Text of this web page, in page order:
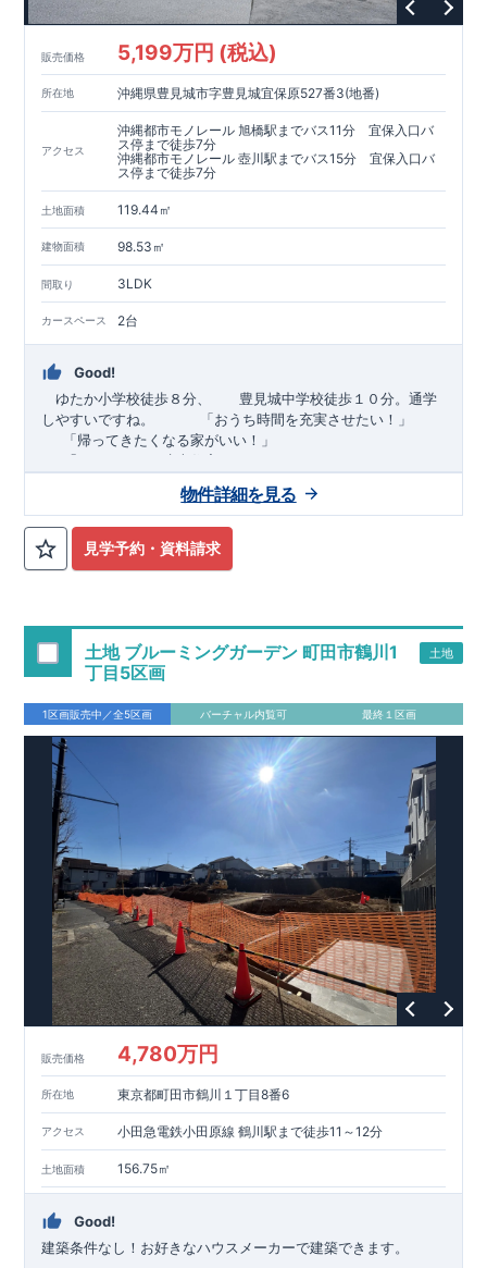
販売価格 5,199万円 (税込)
所在地 沖縄県豊見城市字豊見城宜保原527番3(地番)
アクセス
沖縄都市モノレール 旭橋駅までバス11分 宜保入口バ
ス停まで徒歩7分
沖縄都市モノレール 壺川駅までバス15分 宜保入口バ
ス停まで徒歩7分
土地面積 119.44㎡
建物面積 98.53㎡
間取り 3LDK
カースペース 2台
Good!
ゆたか小学校徒歩８分、 豊見城中学校徒歩１０分。通学
しやすいですね。
「おうち時間を充実させたい！」
「帰ってきたくなる家がいい！」
「おしゃれなら建売住宅もありかも！」
TEL:098-860-2201（火・水曜日定休日、年末年始休み）
■オプションではありません！全棟標準搭載
ム・ガス衣類乾燥機・食洗器・宅配ボックス・玄関電子キー・
成材にヒノキを使用しております！
■長期優良住宅もっと詳しく
「いい家を作って、きちんと手
7つの厳しい技術基準をクリアした物件だけが認定を受けられる
長期優良住宅。
長期優良住宅として認定を受けるためには、国が定めた下記7つ
の技術基準をクリアする必要があります。東栄住宅は全棟でク
リア！①耐震性②劣化対策③維持管理性④住戸面積⑤省エネル
ギー性⑥居住環境⑦維持保全管理
そのほかの魅力として、住宅ローン金利優遇、固定資産税の減
税、中古市場での売却時にも有利です。
住宅性能評価ダブル
取得
「設計」と「建設」のダブルで性
能を評価されています！図面を第三者機関へ提出します。外部
評価委員が建設中に3回、竣工時に1回の現場検査が行われま
す。構造の安定、劣化の軽減、維持管理への配慮、温熱環境・
エネルギー消費量（断熱等性能）の必須4分野、空気環境で、最
高等級取得！ ■ 耐震等級3 もっと詳しく 東栄住宅の建物
は、国が定めた耐震最高等級3を取得。建築基準法に定められ
た、｢数百年に一度発生する地震に対して、倒壊、崩壊しない｣
という基準から、さらに1.5倍の耐震力を達成しています。
風等級2 災害時の損傷の受けにくさを評価されています。建築
1.2倍の暴風に対しても損傷を生じないことで耐風最高等級
取得しています。 ■自社一貫体制もっと詳しく 東栄住宅は土
地の仕入れ、設計、施工、販売、メンテナンスまで、すべての
プロセスに携わっています。 ■ アフターサポート
快適に暮らすことができる住宅の品質を長期にわたり
維持するには、定期的な点検を実施することが重要です。
60年間の保証制度がございます。もちろん、定期点検以外でも
当社こだわりの空間アイディアをショート動画で
ご紹介しています。ここをクリック
見学予約・資料請求
物件詳細を見る
土地 ブルーミングガーデン 町田市鶴川1
丁目5区画
土地
1区画販売中／全5区画 バーチャル内覧可 最終１区画
販売価格 4,780万円
所在地 東京都町田市鶴川１丁目8番6
アクセス 小田急電鉄小田原線 鶴川駅まで徒歩11～12分
土地面積 156.75㎡
Good!
建築条件なし！​お好きなハウスメーカーで建築できます。